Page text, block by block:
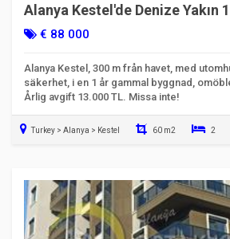
Alanya Kestel'de Denize Yakın
Lägenhet – Omöblerad och Ny
€ 88 000
Alanya Kestel, 300 m från havet, med
säkerhet, i en 1 år gammal byggnad,
Årlig avgift 13.000 TL. Missa inte!
Turkey > Alanya > Kestel 60 m2 2